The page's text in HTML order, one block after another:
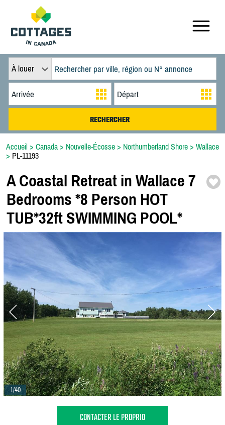
À louer
Accueil > Canada > Nouvelle-Écosse > Northumberland Shore > Wallace
> PL-11193
A Coastal Retreat in Wallace 7
Bedrooms *8 Person HOT
TUB*32ft SWIMMING POOL*
1/40
CONTACTER LE PROPRIO